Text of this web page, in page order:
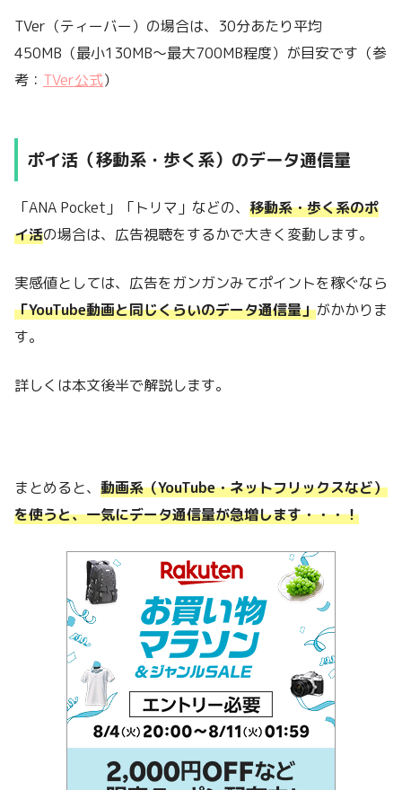
TVer（ティーバー）の場合は、30分あたり平均
450MB（最小130MB〜最大700MB程度）が目安です（参
考： TVer公式）
ポイ活（移動系・歩く系）のデータ通信量
「ANA Pocket」「トリマ」などの、 移動系・歩く系のポ
イ活の場合は、広告視聴をするかで大きく変動します。
実感値としては、広告をガンガンみてポイントを稼ぐなら
「YouTube動画と同じくらいのデータ通信量」がかかりま
す。
詳しくは本文後半で解説します。
まとめると、 動画系（YouTube・ネットフリックスなど）
を使うと、一気にデータ通信量が急増します・・・！